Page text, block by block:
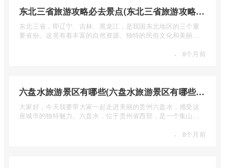
东北三省旅游攻略必去景点(东北三省旅游攻略必去景点视频介绍)
东北三省，即辽宁、吉林、黑龙江，是我国东北地区的三个重
要省份。这里有着丰富的自然资源、独特的民俗文化和美丽的
· 8个月前
六盘水旅游景区有哪些(六盘水旅游景区有哪些景点值得去)
大家好，今天我要带大家一起走进美丽的贵州六盘水，感受这
座城市的独特魅力。六盘水，位于贵州省西部，是一个集山水
· 8个月前